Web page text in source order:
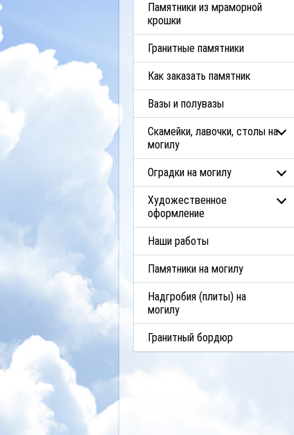
Памятники из мраморной
крошки
Гранитные памятники
Как заказать памятник
Вазы и полувазы
Скамейки, лавочки, столы на
могилу
Оградки на могилу
Художественное
оформление
Наши работы
Памятники на могилу
Надгробия (плиты) на
могилу
Гранитный бордюр